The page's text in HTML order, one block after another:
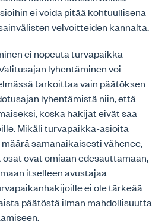
ei voida pitää kohtuullisena
velvoitteiden kannalta.
ei nopeuta turvapaikka-
lyhentäminen voi
tarkoittaa vain päätöksen
lyhentämistä niin, että
koska hakijat eivät saa
Mikäli turvapaikka-asioita
samanaikaisesti vähenee,
ovat omiaan edesauttamaan,
itselleen avustajaa
ei ole tärkeää
päätöstä ilman mahdollisuutta